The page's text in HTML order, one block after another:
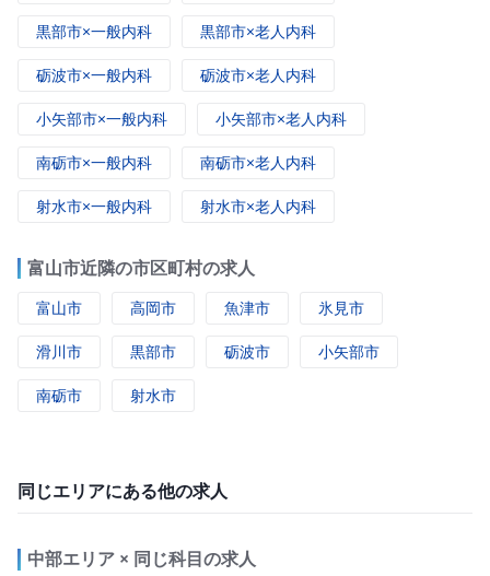
黒部市×一般内科 黒部市×老人内科
砺波市×一般内科 砺波市×老人内科
小矢部市×一般内科 小矢部市×老人内科
南砺市×一般内科 南砺市×老人内科
射水市×一般内科 射水市×老人内科
富山市近隣の市区町村の求人
富山市 高岡市 魚津市 氷見市
滑川市 黒部市 砺波市 小矢部市
南砺市 射水市
同じエリアにある他の求人
中部エリア × 同じ科目の求人